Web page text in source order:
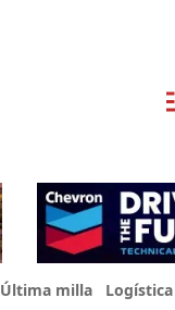
Última milla Logística